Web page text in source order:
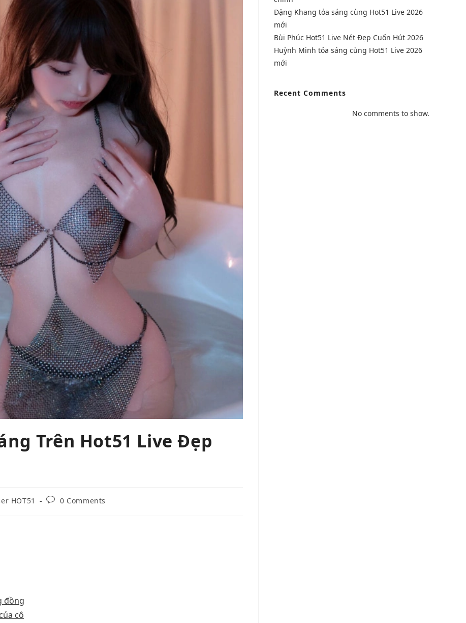
Trên Hot51 Live Đẹp
HOT51 0 Comments
đồng
cô
Đặng Khang tỏa sáng cùng Hot51 Live 2026
mới
Bùi Phúc Hot51 Live Nét Đẹp Cuốn Hút 2026
Huỳnh Minh tỏa sáng cùng Hot51 Live 2026
mới
Recent Comments
No comments to show.